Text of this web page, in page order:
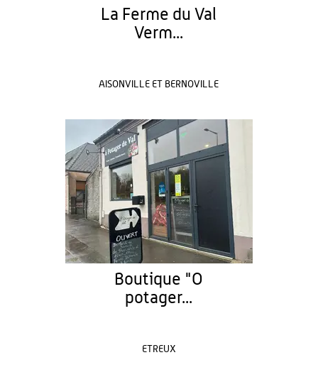
La Ferme du Val
Verm...
AISONVILLE ET BERNOVILLE
Boutique "O
potager...
ETREUX